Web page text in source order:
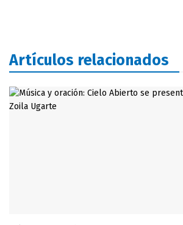
Artículos relacionados